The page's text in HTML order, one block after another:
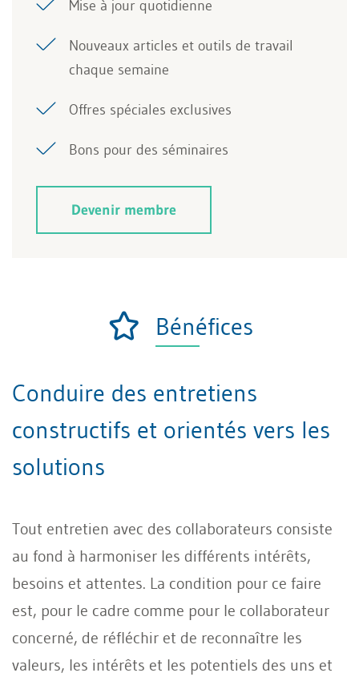
Mise à jour quotidienne
Nouveaux articles et outils de travail
chaque semaine
Offres spéciales exclusives
Bons pour des séminaires
Devenir membre
Bénéfices
Conduire des entretiens
constructifs et orientés vers les
solutions
Tout entretien avec des collaborateurs consiste
au fond à harmoniser les différents intérêts,
besoins et attentes. La condition pour ce faire
est, pour le cadre comme pour le collaborateur
concerné, de réfléchir et de reconnaître les
valeurs, les intérêts et les potentiels des uns et